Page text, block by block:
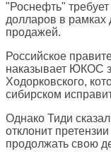
"Роснефть"
долларов в рамках
продажей.
Российское
наказывает ЮКОС
Ходорковского,
сибирском
Однако Тиди
отклонит
продолжать свою